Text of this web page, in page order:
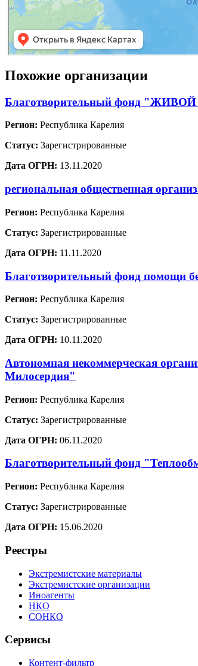
Похожие организации
Благотворительный фонд
Регион: Республика Карелия
Статус: Зарегистрированные
Дата ОГРН: 13.11.2020
региональная общественная
Регион: Республика Карелия
Статус: Зарегистрированные
Дата ОГРН: 11.11.2020
Благотворительный фонд
Регион: Республика Карелия
Статус: Зарегистрированные
Дата ОГРН: 10.11.2020
Автономная некоммерческая
Милосердия"
Регион: Республика Карелия
Статус: Зарегистрированные
Дата ОГРН: 06.11.2020
Благотворительный фонд
Регион: Республика Карелия
Статус: Зарегистрированные
Дата ОГРН: 15.06.2020
Реестры
Экстремистские материалы
Экстремистские организации
Иноагенты
НКО
СОНКО
Сервисы
Контент-фильтр